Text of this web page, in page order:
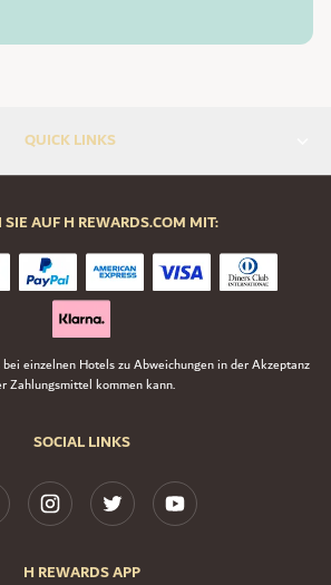
QUICK LINKS
SOCIAL LINKS
H REWARDS APP
AUF H REWARDS.COM MIT:
einzelnen Hotels zu Abweichungen in der Akzeptanz
Zahlungsmittel kommen kann.